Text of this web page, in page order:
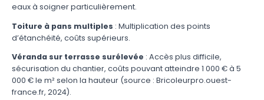
eaux à soigner particulièrement.
Toiture à pans multiples : Multiplication des points
d’étanchéité, coûts supérieurs.
Véranda sur terrasse surélevée : Accès plus difficile,
sécurisation du chantier, coûts pouvant atteindre 1 000 € à 5
000 € le m² selon la hauteur (source : Bricoleurpro.ouest-
france.fr, 2024).